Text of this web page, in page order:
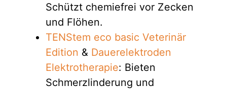
Schützt chemiefrei vor Zecken
und Flöhen.
TENStem eco basic Veterinär
Edition & Dauerelektroden
Elektrotherapie: Bieten
Schmerzlinderung und